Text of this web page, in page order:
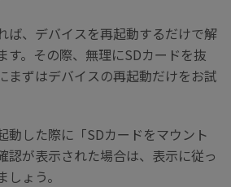
ば、デバイスを再起動するだけで解
す。その際、無理にSDカードを抜
まずはデバイスの再起動だけをお試
動した際に「SDカードをマウント
認が表示された場合は、表示に従っ
ょう。